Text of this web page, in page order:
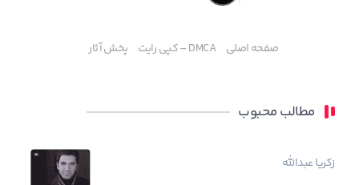
صفحه اصلی DMCA – کپی رایت پخش آثار
مطالب محبوب
زکریا عبدالله